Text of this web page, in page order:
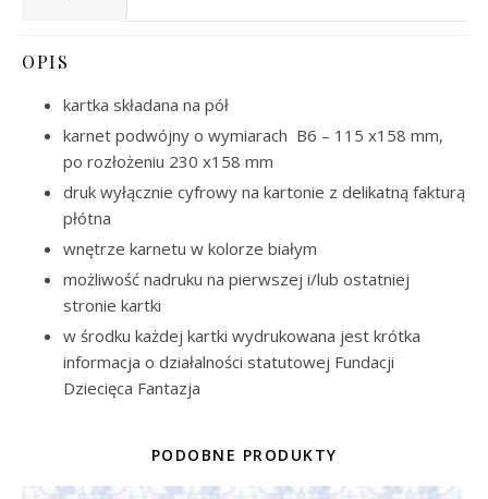
OPIS
kartka składana na pół
karnet podwójny o wymiarach B6 – 115 x158 mm,
po rozłożeniu 230 x158 mm
druk wyłącznie cyfrowy na kartonie z delikatną fakturą
płótna
wnętrze karnetu w kolorze białym
możliwość nadruku na pierwszej i/lub ostatniej
stronie kartki
w środku każdej kartki wydrukowana jest krótka
informacja o działalności statutowej Fundacji
Dziecięca Fantazja
PODOBNE PRODUKTY